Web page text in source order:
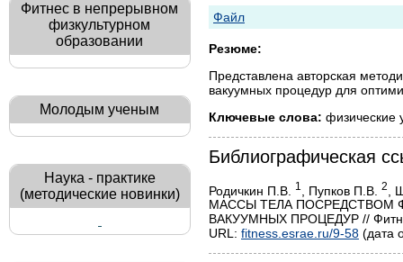
Фитнес в непрерывном
физкультурном
образовании
Молодым ученым
Наука - практике
(методические новинки)
Файл
Резюме:
Представлена авторская
вакуумных процедур для
Ключевые слова: физические
Библиографическая
Родичкин П.В. 1 , Пупков П.В. 2
,
МАССЫ ТЕЛА ПОСРЕДСТВОМ
ВАКУУМНЫХ ПРОЦЕДУР //
URL: fitness.esrae.ru/9-58 (дата